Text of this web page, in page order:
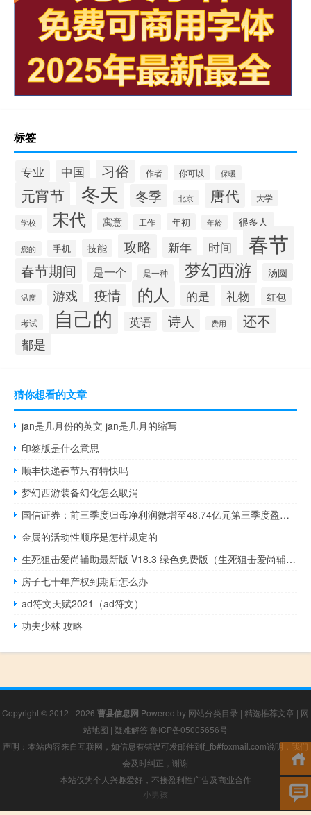
标签
专业 中国 习俗 作者 你可以 保暖
元宵节 冬天 冬季 北京 唐代 大学
学校 宋代 寓意 工作 年初 年龄 很多人
您的 手机 技能 攻略 新年 时间 春节
春节期间 是一个 是一种 梦幻西游 汤圆
温度 游戏 疫情 的人 的是 礼物 红包
考试 自己的 英语 诗人 费用 还不
都是
猜你想看的文章
jan是几月份的英文 jan是几月的缩写
印签版是什么意思
顺丰快递春节只有特快吗
梦幻西游装备幻化怎么取消
国信证券：前三季度归母净利润微增至48.74亿元第三季度盈利同比下滑17.43%
金属的活动性顺序是怎样规定的
生死狙击爱尚辅助最新版 V18.3 绿色免费版（生死狙击爱尚辅助最新版 V18.3 绿色免费版功能简介）
房子七十年产权到期后怎么办
ad符文天赋2021（ad符文）
功夫少林 攻略
Copyright © 2012 - 2026 曹县信息网 Powered by 网站分类目录 | 精选推荐文章 | 网
站地图 | 疑难解答 鲁ICP备05005656号
声明：本站内容来自互联网，如信息有错误可发邮件到f_fb#foxmail.com说明，我们
会及时纠正，谢谢
本站仅为个人兴趣爱好，不接盈利性广告及商业合作
小男孩